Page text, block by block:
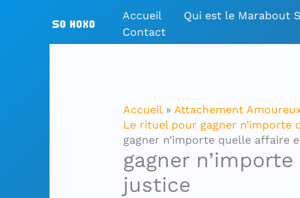
Accueil Qui est le Marabout
Contact
Accueil
Attachement
Le rituel pour gagner n’importe
gagner n’importe quelle affaire
gagner
justice